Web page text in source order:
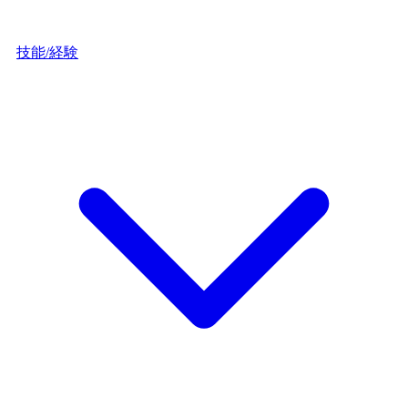
技能/経験